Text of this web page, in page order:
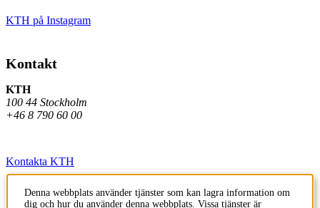
KTH på Instagram
Kontakt
KTH
100 44 Stockholm
+46 8 790 60 00
Kontakta KTH
Jobba på KTH
Denna webbplats använder tjänster som kan lagra information om
dig och hur du använder denna webbplats. Vissa tjänster är